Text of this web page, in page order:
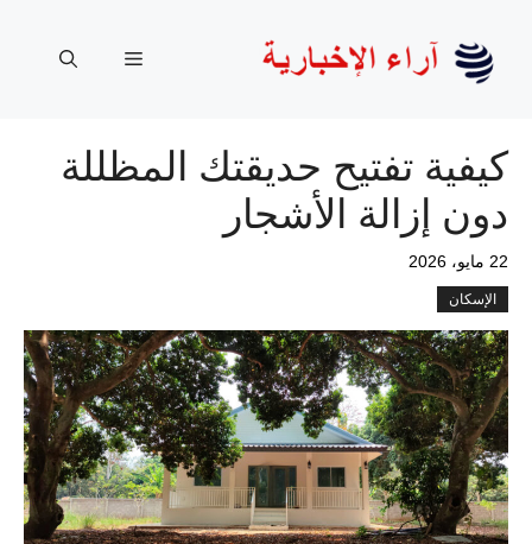
المحتوى
القائمة
كيفية تفتيح حديقتك المظللة
دون إزالة الأشجار
22 مايو، 2026
الإسكان